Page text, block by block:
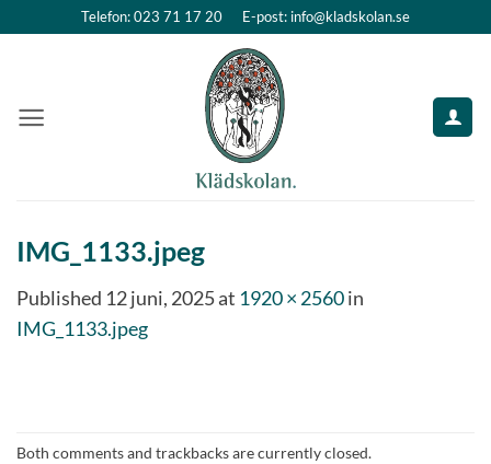
Telefon: 023 71 17 20 E-post: info@kladskolan.se
IMG_1133.jpeg
Published 12 juni, 2025at 1920 × 2560in
IMG_1133.jpeg
Both comments and trackbacks are currently closed.